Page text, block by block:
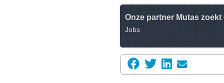
Onze partner Mutas
Jobs